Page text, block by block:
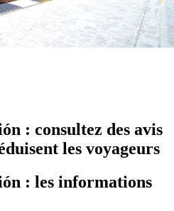
: consultez des avis
les voyageurs
: les informations